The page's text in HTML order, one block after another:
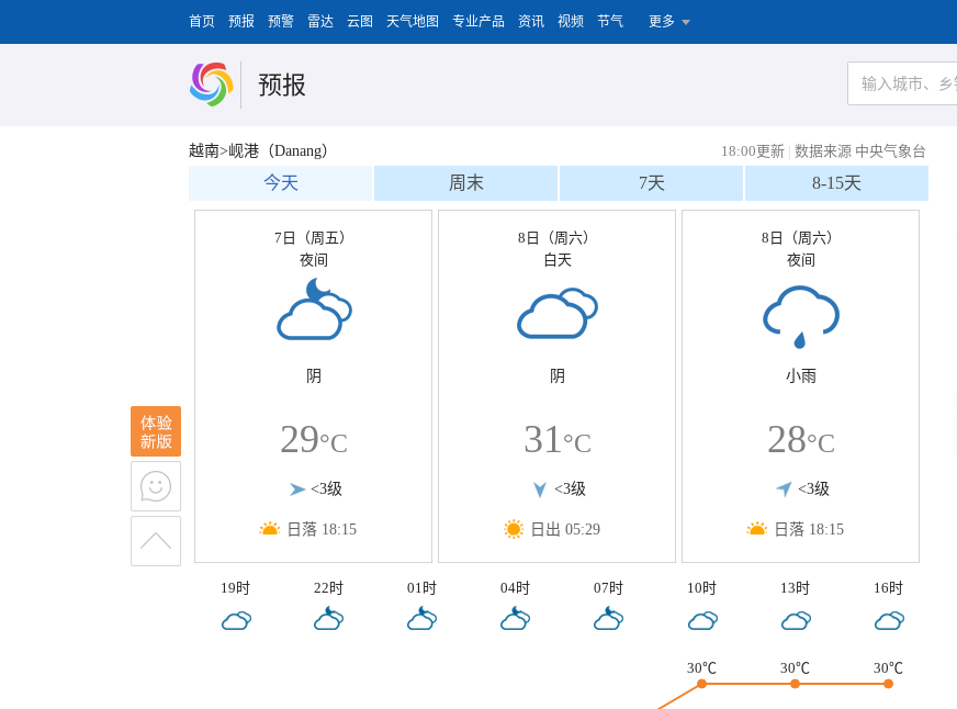
首页 预报 预警 雷达 云图 天气地图 专业产品 资讯 视频 节气 更多
预报
越南>岘港（Danang） 18:00更新 | 数据来源 中央气象台
今天 周末 7天 8-15天
7日（周五）
夜间
阴
29°C
<3级
日落 18:15
8日（周六）
白天
阴
31°C
<3级
日出 05:29
8日（周六）
夜间
小雨
28°C
<3级
日落 18:15
19时 22时 01时 04时 07时 10时 13时 16时
30℃ 30℃ 30℃